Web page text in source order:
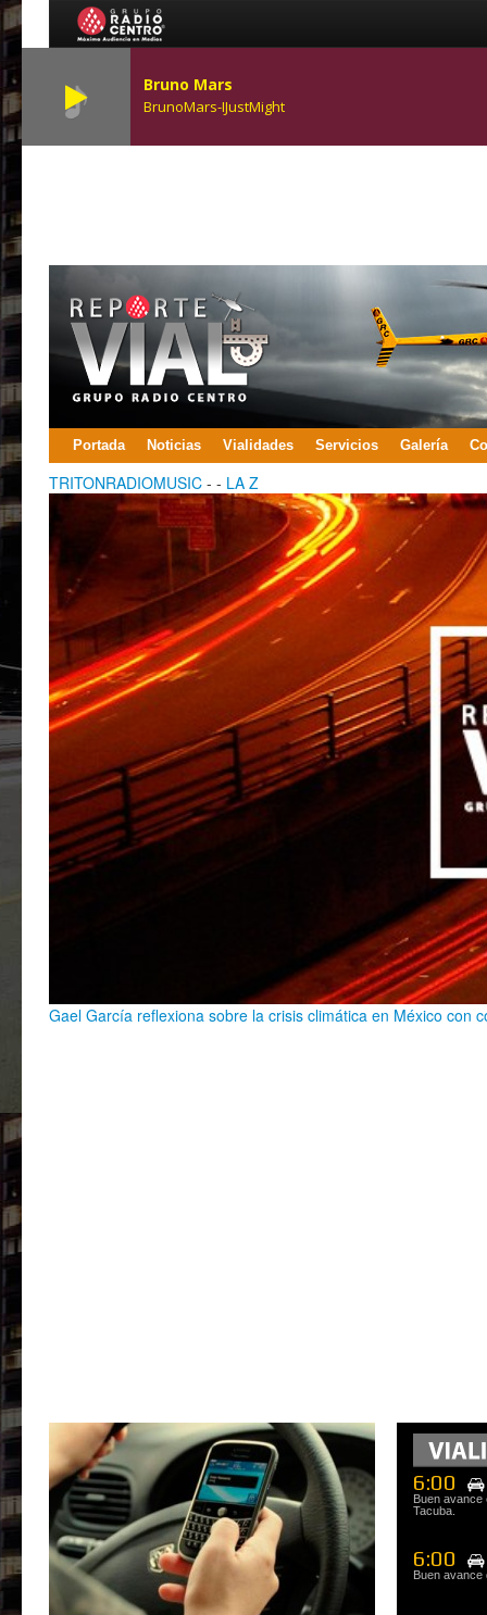
Bruno Mars
BrunoMars-IJustMight
Portada Noticias Vialidades Servicios Galería
TRITONRADIOMUSIC - - LA Z
Gael García reflexiona sobre la crisis climática en México con
6:00
Buen avance
Tacuba.
6:00
Buen avance